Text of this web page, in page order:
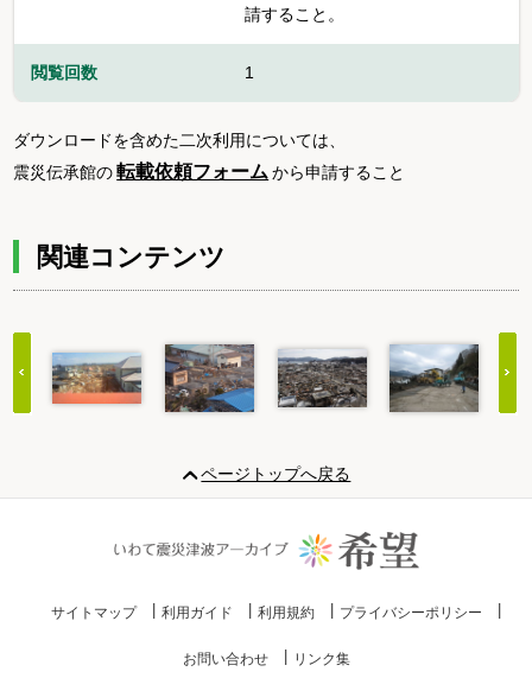
請すること。
閲覧回数 1
ダウンロードを含めた二次利用については、
震災伝承館の 転載依頼フォーム から申請すること
関連コンテンツ
20
ページトップへ戻る
サイトマップ 利用ガイド 利用規約 プライバシーポリシー
お問い合わせ リンク集